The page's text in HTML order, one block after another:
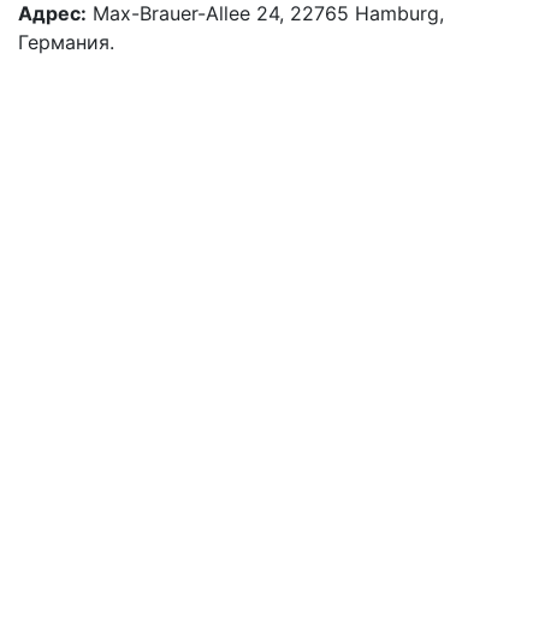
Адрес: Max-Brauer-Allee 24, 22765 Hamburg,
Германия.